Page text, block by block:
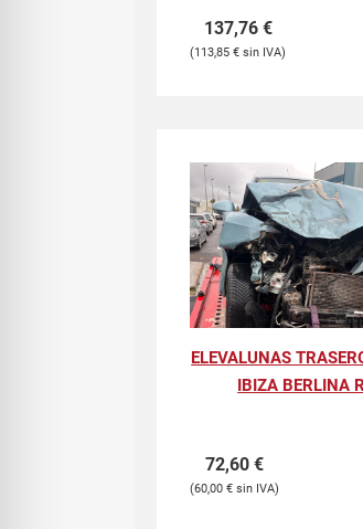
137,76 €
113,85 €
ELEVALUNAS
IBIZA BERLINA
72,60 €
60,00 €